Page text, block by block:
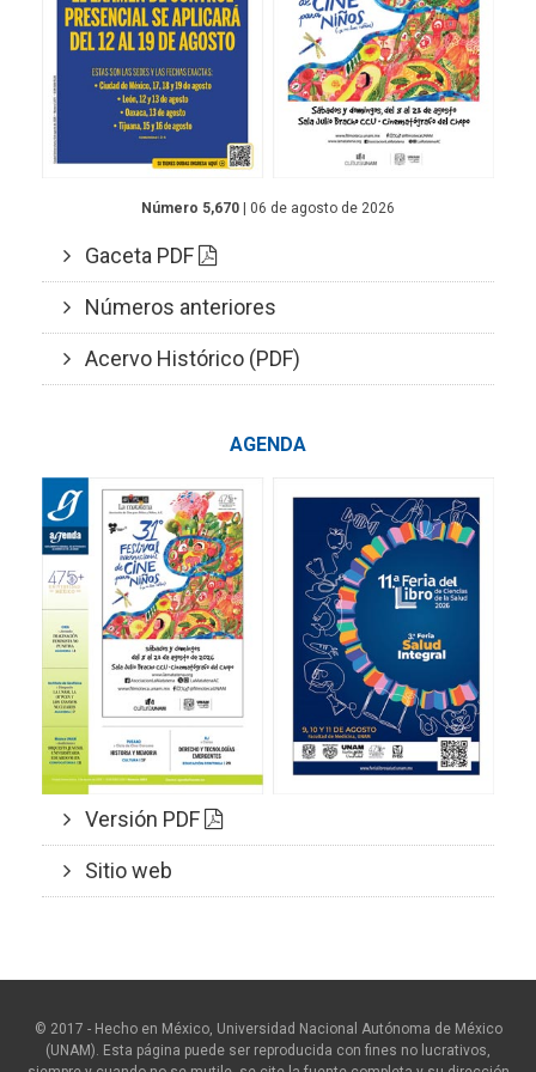
Número 5,670 | 06 de agosto de 2026
Gaceta PDF
Números anteriores
Acervo Histórico (PDF)
AGENDA
Versión PDF
Sitio web
© 2017 - Hecho en México, Universidad Nacional Autónoma de México
(UNAM). Esta página puede ser reproducida con fines no lucrativos,